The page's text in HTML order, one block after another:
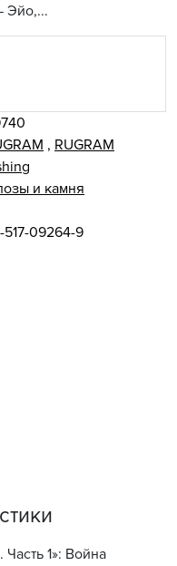
Эйо,...
, RUGRAM
и камня
517-09264-9
1»: Война